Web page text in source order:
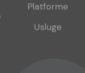
Platforme
Usluge